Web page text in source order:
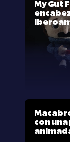
My Gut
con